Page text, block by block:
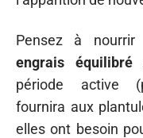
Pensez à
engrais équilibré
période active
fournira aux
elles ont besoin